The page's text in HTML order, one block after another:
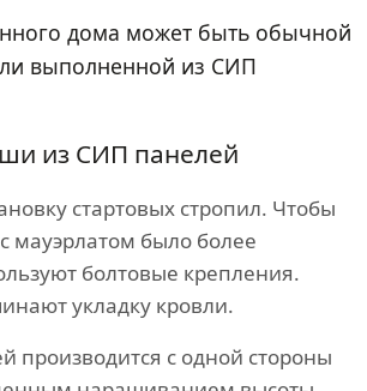
дома может быть обычной
выполненной из СИП
из СИП панелей
стартовых стропил. Чтобы
мауэрлатом было более
болтовые крепления.
укладку кровли.
производится с одной стороны